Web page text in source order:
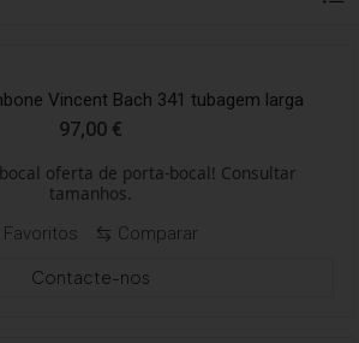
Vincent Bach 341 tubagem larga
97,00 €
oferta de porta-bocal! Consultar
tamanhos.
Favoritos
Comparar
Contacte-nos